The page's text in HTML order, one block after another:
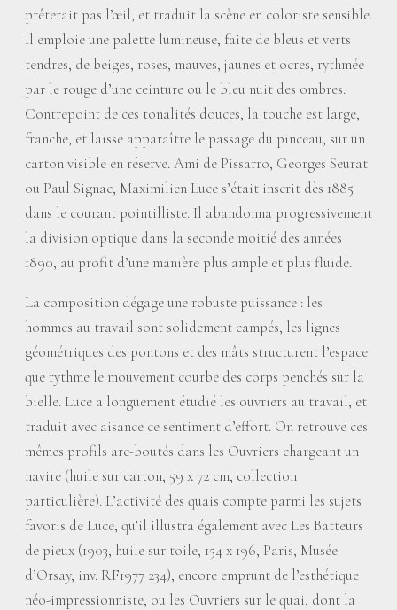
prêterait pas l’œil, et traduit la scène en coloriste sensible.
Il emploie une palette lumineuse, faite de bleus et verts
tendres, de beiges, roses, mauves, jaunes et ocres, rythmée
par le rouge d’une ceinture ou le bleu nuit des ombres.
Contrepoint de ces tonalités douces, la touche est large,
franche, et laisse apparaître le passage du pinceau, sur un
carton visible en réserve. Ami de Pissarro, Georges Seurat
ou Paul Signac, Maximilien Luce s’était inscrit dès 1885
dans le courant pointilliste. Il abandonna progressivement
la division optique dans la seconde moitié des années
1890, au profit d’une manière plus ample et plus fluide.
La composition dégage une robuste puissance : les
hommes au travail sont solidement campés, les lignes
géométriques des pontons et des mâts structurent l’espace
que rythme le mouvement courbe des corps penchés sur la
bielle. Luce a longuement étudié les ouvriers au travail, et
traduit avec aisance ce sentiment d’effort. On retrouve ces
mêmes profils arc-boutés dans les Ouvriers chargeant un
navire (huile sur carton, 59 x 72 cm, collection
particulière). L’activité des quais compte parmi les sujets
favoris de Luce, qu’il illustra également avec Les Batteurs
de pieux (1903, huile sur toile, 154 x 196, Paris, Musée
d’Orsay, inv. RF1977 234), encore emprunt de l’esthétique
néo-impressionniste, ou les Ouvriers sur le quai, dont la